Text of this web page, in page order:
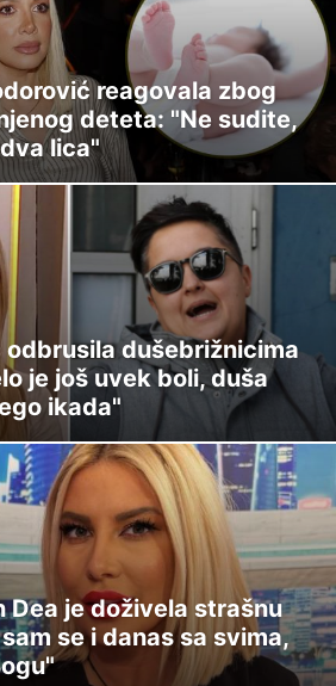
reagovala zbog
deteta: "Ne sudite,
lica"
dušebrižnicima
je još uvek boli, duša
ikada"
Dea je doživela strašnu
se i danas sa svima,